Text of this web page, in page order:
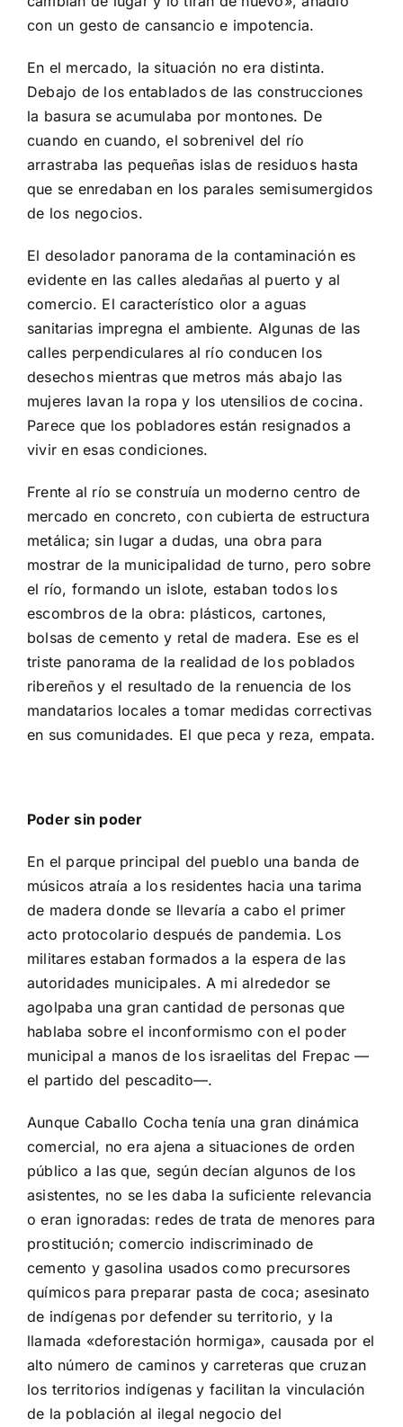
con un gesto de cansancio e impotencia.
En el mercado, la situación no era distinta.
Debajo de los entablados de las construcciones
la basura se acumulaba por montones. De
cuando en cuando, el sobrenivel del río
arrastraba las pequeñas islas de residuos hasta
que se enredaban en los parales semisumergidos
de los negocios.
El desolador panorama de la contaminación es
evidente en las calles aledañas al puerto y al
comercio. El característico olor a aguas
sanitarias impregna el ambiente. Algunas de las
calles perpendiculares al río conducen los
desechos mientras que metros más abajo las
mujeres lavan la ropa y los utensilios de cocina.
Parece que los pobladores están resignados a
vivir en esas condiciones.
Frente al río se construía un moderno centro de
mercado en concreto, con cubierta de estructura
metálica; sin lugar a dudas, una obra para
mostrar de la municipalidad de turno, pero sobre
el río, formando un islote, estaban todos los
escombros de la obra: plásticos, cartones,
bolsas de cemento y retal de madera. Ese es el
triste panorama de la realidad de los poblados
ribereños y el resultado de la renuencia de los
mandatarios locales a tomar medidas correctivas
en sus comunidades. El que peca y reza, empata.
Poder sin poder
En el parque principal del pueblo una banda de
músicos atraía a los residentes hacia una tarima
de madera donde se llevaría a cabo el primer
acto protocolario después de pandemia. Los
militares estaban formados a la espera de las
autoridades municipales. A mi alrededor se
agolpaba una gran cantidad de personas que
hablaba sobre el inconformismo con el poder
municipal a manos de los israelitas del Frepac —
el partido del pescadito—.
Aunque Caballo Cocha tenía una gran dinámica
comercial, no era ajena a situaciones de orden
público a las que, según decían algunos de los
asistentes, no se les daba la suficiente relevancia
o eran ignoradas: redes de trata de menores para
prostitución; comercio indiscriminado de
cemento y gasolina usados como precursores
químicos para preparar pasta de coca; asesinato
de indígenas por defender su territorio, y la
llamada «deforestación hormiga», causada por el
alto número de caminos y carreteras que cruzan
los territorios indígenas y facilitan la vinculación
de la población al ilegal negocio del